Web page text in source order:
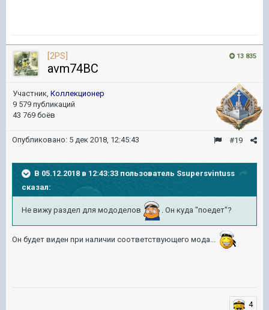
13 835
[2PS]
avm74BC
Участник, Коллекционер
9 579 публикаций
43 769 боёв
#19
Опубликовано: 5 дек 2018, 12:45:43
В 05.12.2018 в 12:43:33 пользователь Ssupersvintuss
сказал:
Не вижу раздел для мододелов . Он куда "поедет"?
Он будет виден при наличии соответствующего мода...
4